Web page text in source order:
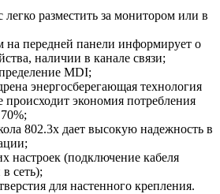
легко разместить за монитором или в
на передней панели информирует о
наличии в канале связи;
MDI;
энергосберегающая технология
происходит экономия потребления
802.3х дает высокую надежность в
настроек (подключение кабеля
сеть);
для настенного крепления.